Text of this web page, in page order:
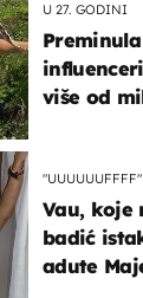
U 27. GODINI
više od
"UUUUUUFFFF"
Vau, koje
badić
adute